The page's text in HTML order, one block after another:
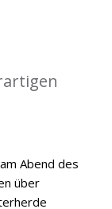
Abend des
über